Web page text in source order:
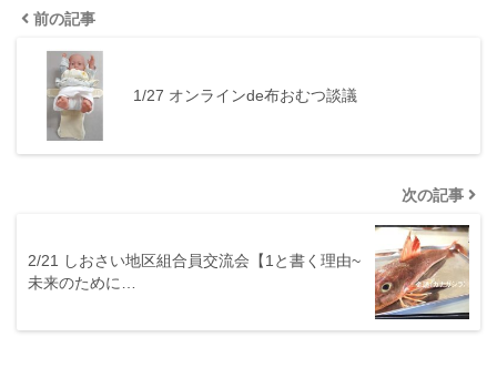
前の記事
1/27 オンラインde布おむつ談議
次の記事
2/21 しおさい地区組合員交流会【1と書く理由~
未来のために…